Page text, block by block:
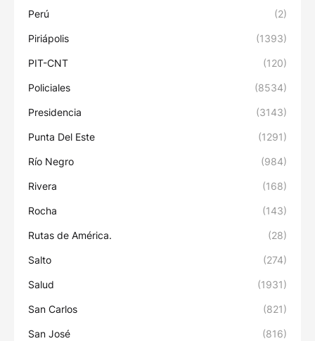
Perú (2)
Piriápolis (1393)
PIT-CNT (120)
Policiales (8534)
Presidencia (3143)
Punta Del Este (1291)
Río Negro (984)
Rivera (168)
Rocha (143)
Rutas de América. (28)
Salto (274)
Salud (1931)
San Carlos (821)
San José (816)